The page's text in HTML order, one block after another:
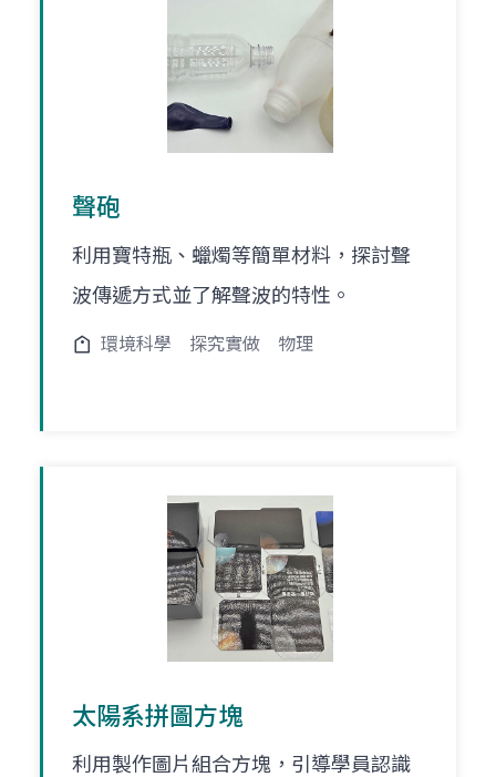
聲砲
利用寶特瓶、蠟燭等簡單材料，探討聲
波傳遞方式並了解聲波的特性。
環境科學 探究實做 物理
太陽系拼圖方塊
利用製作圖片組合方塊，引導學員認識